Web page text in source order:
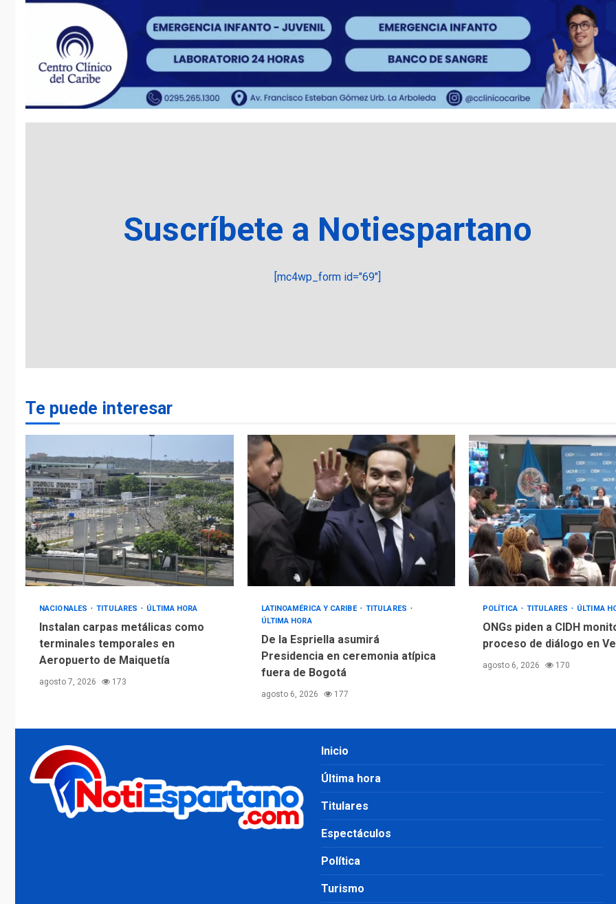
Suscríbete a Notiespartano
[mc4wp_form id="69"]
Te puede interesar
NACIONALES TITULARES ÚLTIMA HORA
Instalan carpas metálicas como
terminales temporales en
Aeropuerto de Maiquetía
agosto 7, 2026 173
LATINOAMÉRICA Y CARIBE
TITULARES
ÚLTIMA HORA
De la Espriella asumirá
Presidencia en ceremonia atípica
fuera de Bogotá
agosto 6, 2026 177
POLÍTICA TITULARES ÚLTIMA
ONGs piden a CIDH
proceso de diálogo en
agosto 6, 2026 170
Inicio
Última hora
Titulares
Espectáculos
Política
Turismo